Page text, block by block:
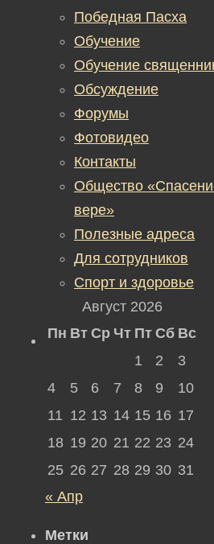
Победная Пасха
Обучение
Обучение
Обсуждение
Форумы
Фотовидео
Контакты
Общество
вере»
Полезные адреса
Для сотрудников
Спорт и здоровье
Август 2026
Пн Вт Ср Чт Пт Сб Вс
1
2
3
4
5 6 7 8 9
10
11 12 13 14 15 16 17
18 19 20 21 22 23 24
25 26 27 28 29 30 31
« Апр
Метки